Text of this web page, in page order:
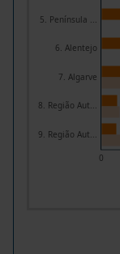
0
5. Península ...
6. Alentejo
7. Algarve
8. Região Aut...
9. Região Aut...